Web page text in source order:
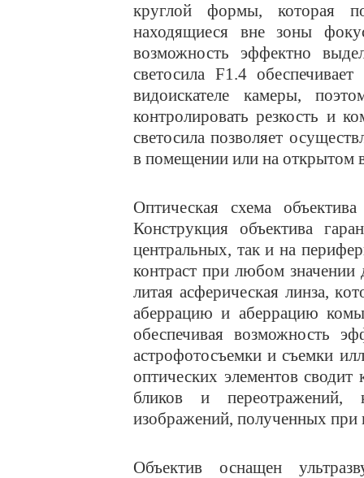
круглой формы, которая
находящиеся вне зоны
возможность эффектно
светосила F1.4
видоискателе камеры,
контролировать резкость и
светосила позволяет
в помещении или на открытом
Оптическая схема
Конструкция объектива
центральных, так и на
контраст при любом
литая асферическая линза,
аберрацию и аберрацию
обеспечивая возможность
астрофотосъемки и съемки
оптических элементов
бликов и переотражений,
изображений, полученных
Объектив оснащен